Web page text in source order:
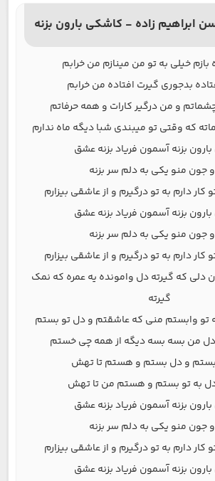
ابراهیم زاده - کاشکی بارون بزنه
بازم خیلی به تو من مینازم من خرابم
بدجوری گیرت افتاده من خرابم
و من درگیر کارات و همه حرفاتم
که وقتی تو میبندی شبا دیگه ماه ندارم
بزنه آسمون فریاد بزنه عشق
جون منو یکی به دلم سر بزنه
کار دارم به تو درگیرم و از عاشقی بیزارم
بزنه آسمون فریاد بزنه عشق
جون منو یکی به دلم سر بزنه
کار دارم به تو درگیرم و از عاشقی بیزارم
دلی که گیرته دل وامونده یه عمره که نمک
گیرته
وابستم منی که عاشقتم و دل تو بستم
دل من بسه بسه دیگه از همه چی خستم
و دل بستم و هستم تا تهش
به تو بستم و هستم من تا تهش
بزنه آسمون فریاد بزنه عشق
جون منو یکی به دلم سر بزنه
کار دارم به تو درگیرم و از عاشقی بیزارم
بزنه آسمون فریاد بزنه عشق